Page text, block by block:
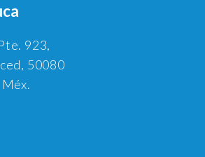
923,
50080